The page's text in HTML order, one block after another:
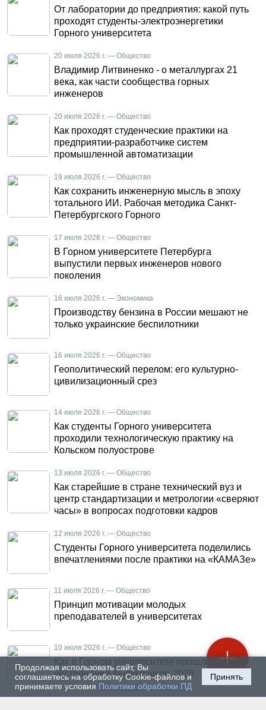
Продолжая использовать сайт, Вы
соглашаетесь на обработку Cookie-файлов и
принимаете условия Политики обработки ПД
Принять
От лаборатории до предприятия: какой путь
проходят студенты-электроэнергетики
Горного университета
20 июля 2026 г. — Общество
Владимир Литвиненко - о металлургах 21
века, как части сообщества горных
инженеров
20 июля 2026 г. — Общество
Как проходят студенческие практики на
предприятии-разработчике систем
промышленной автоматизации
19 июля 2026 г. — Общество
Как сохранить инженерную мысль в эпоху
тотального ИИ. Рабочая методика Санкт-
Петербургского Горного
17 июля 2026 г. — Общество
В Горном университете Петербурга
выпустили первых инженеров нового
поколения
16 июля 2026 г. — Экономика
Производству бензина в России мешают не
только украинские беспилотники
16 июля 2026 г. — Общество
Геополитический перелом: его культурно-
цивилизационный срез
14 июля 2026 г. — Общество
Как студенты Горного университета
проходили технологическую практику на
Кольском полуострове
13 июля 2026 г. — Общество
Как старейшие в стране технический вуз и
центр стандартизации и метрологии «сверяют
часы» в вопросах подготовки кадров
12 июля 2026 г. — Общество
Студенты Горного университета поделились
впечатлениями после практики на «КАМАЗе»
11 июля 2026 г. — Общество
Принцип мотивации молодых
преподавателей в университетах
10 июля 2026 г. — Общество
Как в Горном университете прошло
чествование выпускников-2026